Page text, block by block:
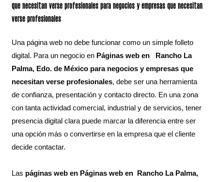
que necesitan verse profesionales para negocios y empresas que necesitan
verse profesionales
Una página web no debe funcionar como un simple folleto
digital. Para un negocio en Páginas web en Rancho La
Palma, Edo. de México para negocios y empresas que
necesitan verse profesionales, debe ser una herramienta
de confianza, presentación y contacto directo. En una zona
con tanta actividad comercial, industrial y de servicios, tener
presencia digital clara puede marcar la diferencia entre ser
una opción más o convertirse en la empresa que el cliente
decide contactar.
Las páginas web en Páginas web en Rancho La Palma,